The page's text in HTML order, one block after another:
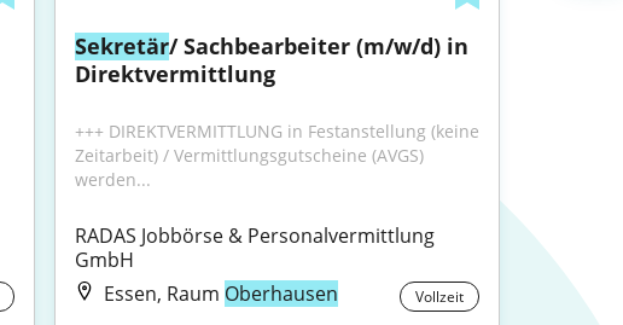
Sekretär/ Sachbearbeiter (m/w/d) in
Direktvermittlung
+++ DIREKTVERMITTLUNG in Festanstellung (keine
Zeitarbeit) / Vermittlungsgutscheine (AVGS)
werden...
RADAS Jobbörse & Personalvermittlung
GmbH
Essen, Raum Oberhausen Vollzeit